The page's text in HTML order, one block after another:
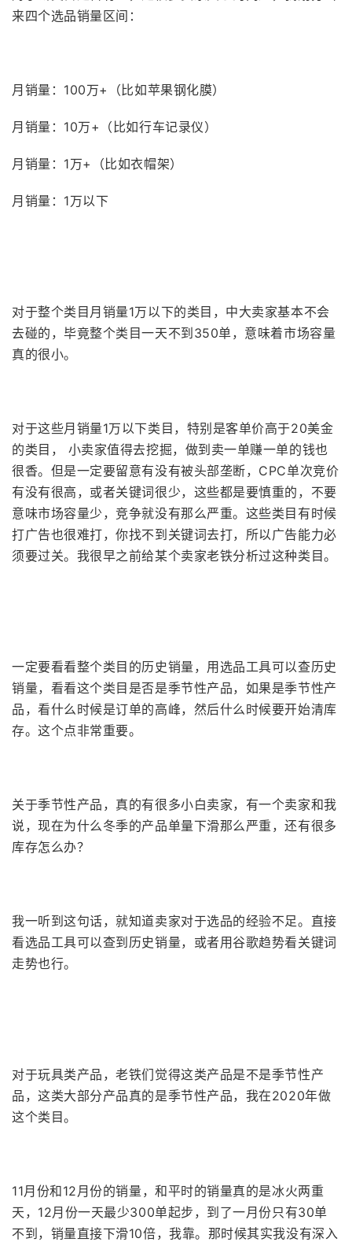
来四个选品销量区间：
月销量：100万+（比如苹果钢化膜）
月销量：10万+（比如行车记录仪）
月销量：1万+（比如衣帽架）
月销量：1万以下
对于整个类目月销量1万以下的类目，中大卖家基本不会
去碰的，毕竟整个类目一天不到350单，意味着市场容量
真的很小。
对于这些月销量1万以下类目，特别是客单价高于20美金
的类目， 小卖家值得去挖掘，做到卖一单赚一单的钱也
很香。但是一定要留意有没有被头部垄断，CPC单次竞价
有没有很高，或者关键词很少，这些都是要慎重的，不要
意味市场容量少，竞争就没有那么严重。这些类目有时候
打广告也很难打，你找不到关键词去打，所以广告能力必
须要过关。我很早之前给某个卖家老铁分析过这种类目。
一定要看看整个类目的历史销量，用选品工具可以查历史
销量，看看这个类目是否是季节性产品，如果是季节性产
品，看什么时候是订单的高峰，然后什么时候要开始清库
存。这个点非常重要。
关于季节性产品，真的有很多小白卖家，有一个卖家和我
说，现在为什么冬季的产品单量下滑那么严重，还有很多
库存怎么办？
我一听到这句话，就知道卖家对于选品的经验不足。直接
看选品工具可以查到历史销量，或者用谷歌趋势看关键词
走势也行。
对于玩具类产品，老铁们觉得这类产品是不是季节性产
品，这类大部分产品真的是季节性产品，我在2020年做
这个类目。
11月份和12月份的销量，和平时的销量真的是冰火两重
天，12月份一天最少300单起步，到了一月份只有30单
不到，销量直接下滑10倍，我靠。那时候其实我没有深入